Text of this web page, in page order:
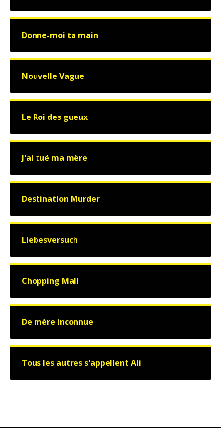
Donne-moi ta main
Nouvelle Vague
Le Roi des gueux
J'ai tué ma mère
Destination Murder
Liebesversuch
Chopping Mall
De mère inconnue
Tous les autres s'appellent Ali